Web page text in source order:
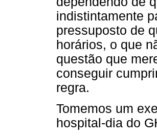
indistintamente
pressuposto de
horários, o que
questão que
conseguir
regra.
Tomemos um
hospital-dia do